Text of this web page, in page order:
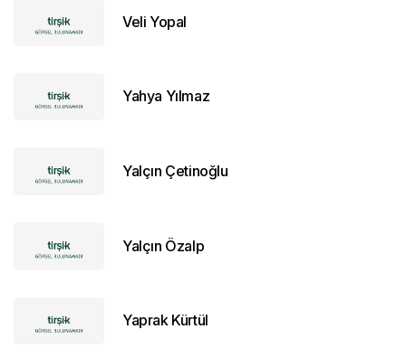
Veli Yopal
Yahya Yılmaz
Yalçın Çetinoğlu
Yalçın Özalp
Yaprak Kürtül